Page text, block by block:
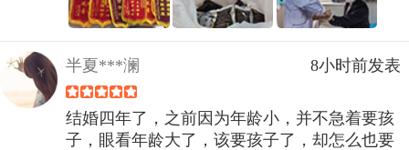
半夏***澜 8小时前发表
结婚四年了，之前因为年龄小，并不急着要孩
子，眼看年龄大了，该要孩子了，却怎么也要